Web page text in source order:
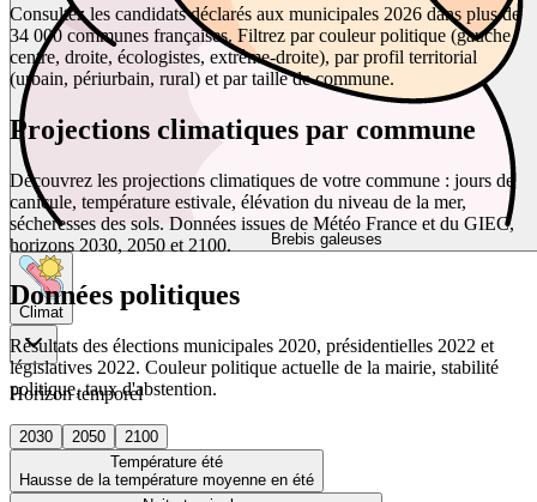
Brebis galeuses
Climat
Horizon temporel
2030 2050
2100
Température été
Hausse de la température moyenne en été
Consultez les candidats déclarés aux municipales 2026 dans plus de
34 000 communes françaises. Filtrez par couleur politique (gauche,
centre, droite, écologistes, extrême-droite), par profil territorial
(urbain, périurbain, rural) et par taille de commune.
Projections climatiques par commune
Découvrez les projections climatiques de votre commune : jours de
canicule, température estivale, élévation du niveau de la mer,
sécheresses des sols. Données issues de Météo France et du GIEC,
horizons 2030, 2050 et 2100.
Données politiques
Résultats des élections municipales 2020, présidentielles 2022 et
législatives 2022. Couleur politique actuelle de la mairie, stabilité
politique, taux d'abstention.